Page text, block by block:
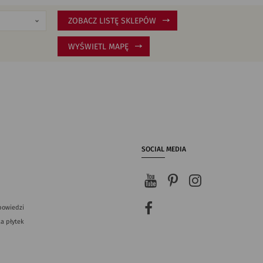
ZOBACZ LISTĘ SKLEPÓW
WYŚWIETL MAPĘ
płytek
SOCIAL MEDIA